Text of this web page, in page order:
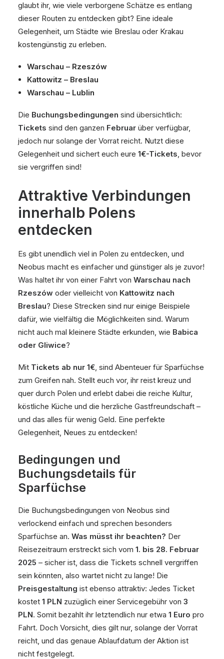
glaubt ihr, wie viele verborgene Schätze es entlang
dieser Routen zu entdecken gibt? Eine ideale
Gelegenheit, um Städte wie Breslau oder Krakau
kostengünstig zu erleben.
Warschau – Rzeszów
Kattowitz – Breslau
Warschau – Lublin
Die Buchungsbedingungen sind übersichtlich:
Tickets sind den ganzen Februar über verfügbar,
jedoch nur solange der Vorrat reicht. Nutzt diese
Gelegenheit und sichert euch eure 1€-Tickets, bevor
sie vergriffen sind!
Attraktive Verbindungen
innerhalb Polens
entdecken
Es gibt unendlich viel in Polen zu entdecken, und
Neobus macht es einfacher und günstiger als je zuvor!
Was haltet ihr von einer Fahrt von Warschau nach
Rzeszów oder vielleicht von Kattowitz nach
Breslau? Diese Strecken sind nur einige Beispiele
dafür, wie vielfältig die Möglichkeiten sind. Warum
nicht auch mal kleinere Städte erkunden, wie Babica
oder Gliwice?
Mit Tickets ab nur 1€, sind Abenteuer für Sparfüchse
zum Greifen nah. Stellt euch vor, ihr reist kreuz und
quer durch Polen und erlebt dabei die reiche Kultur,
köstliche Küche und die herzliche Gastfreundschaft –
und das alles für wenig Geld. Eine perfekte
Gelegenheit, Neues zu entdecken!
Bedingungen und
Buchungsdetails für
Sparfüchse
Die Buchungsbedingungen von Neobus sind
verlockend einfach und sprechen besonders
Sparfüchse an. Was müsst ihr beachten? Der
Reisezeitraum erstreckt sich vom 1. bis 28. Februar
2025 – sicher ist, dass die Tickets schnell vergriffen
sein könnten, also wartet nicht zu lange! Die
Preisgestaltung ist ebenso attraktiv: Jedes Ticket
kostet 1 PLN zuzüglich einer Servicegebühr von 3
PLN. Somit bezahlt ihr letztendlich nur etwa 1 Euro pro
Fahrt. Doch Vorsicht, dies gilt nur, solange der Vorrat
reicht, und das genaue Ablaufdatum der Aktion ist
nicht festgelegt.